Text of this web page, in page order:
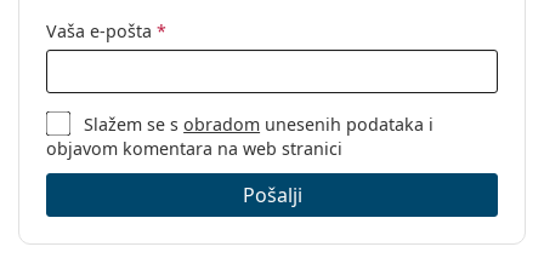
Vaša e-pošta *
Slažem se sobradom unesenih podataka i
objavom komentara na web stranici
Pošalji